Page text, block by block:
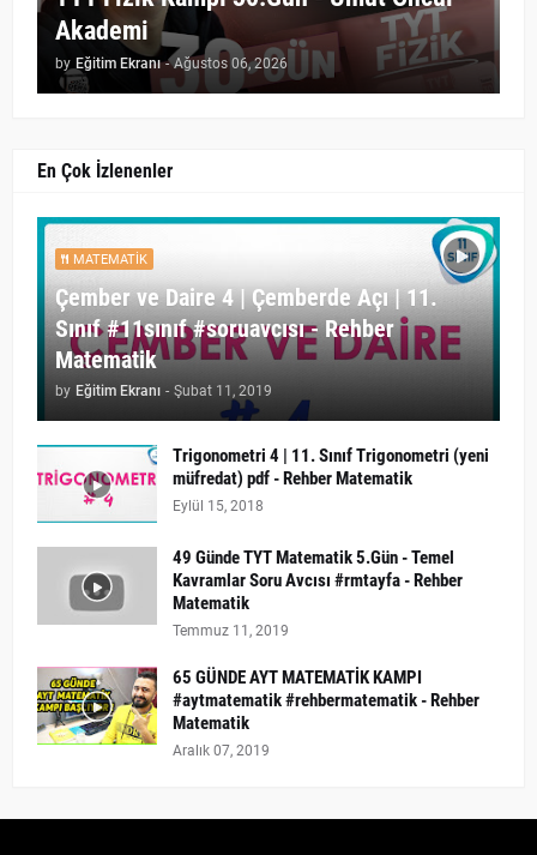
Akademi
by Eğitim Ekranı - Ağustos 06, 2026
En Çok İzlenenler
MATEMATIK
Çember ve Daire 4 | Çemberde Açı | 11.
Sınıf #11sınıf #soruavcısı - Rehber
Matematik
by Eğitim Ekranı - Şubat 11, 2019
Trigonometri 4 | 11. Sınıf Trigonometri (yeni
müfredat) pdf - Rehber Matematik
Eylül 15, 2018
49 Günde TYT Matematik 5.Gün - Temel
Kavramlar Soru Avcısı #rmtayfa - Rehber
Matematik
Temmuz 11, 2019
65 GÜNDE AYT MATEMATİK KAMPI
#aytmatematik #rehbermatematik - Rehber
Matematik
Aralık 07, 2019